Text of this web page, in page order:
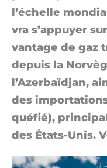
l’échelle
vra s’ap­puyer
van­tage de gaz
de­puis la
l’A­zer­baïd­jan,
des
qué­fié),
des États-U­nis.